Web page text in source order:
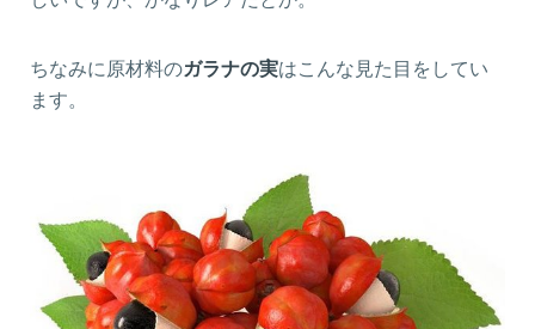
ちなみに原材料のガラナの実はこんな見た目をしてい
ます。